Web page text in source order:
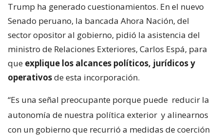
Trump ha generado cuestionamientos. En el nuevo
Senado peruano, la bancada Ahora Nación, del
sector opositor al gobierno, pidió la asistencia del
ministro de Relaciones Exteriores, Carlos Espá, para
que explique los alcances políticos, jurídicos y
operativosde esta incorporación.
“Es una señal preocupante porque puede reducir la
autonomía de nuestra política exterior y alinearnos
con un gobierno que recurrió a medidas de coerción